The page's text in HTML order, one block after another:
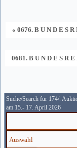
« 0676. B U N D E S
0681. B U N D E S R
Suche/Search für 174/.
am 15.- 17. April 2026